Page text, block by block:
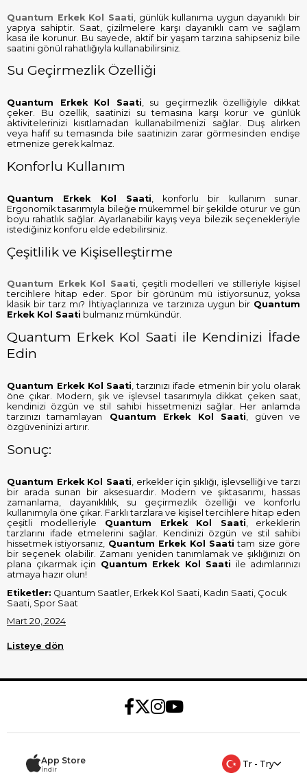
Quantum Erkek Kol Saati , günlük kullanıma uygun dayanıklı bir
yapıya sahiptir. Saat, çizilmelere karşı dayanıklı cam ve sağlam
kasa ile korunur. Bu sayede, aktif bir yaşam tarzına sahipseniz bile
saatini gönül rahatlığıyla kullanabilirsiniz.
Su Geçirmezlik Özelliği
Quantum Erkek Kol Saati, su geçirmezlik özelliğiyle dikkat
çeker. Bu özellik, saatinizi su temasına karşı korur ve günlük
aktivitelerinizi kısıtlamadan kullanabilmenizi sağlar. Duş alırken
veya hafif su temasında bile saatinizin zarar görmesinden endişe
etmenize gerek kalmaz.
Konforlu Kullanım
Quantum Erkek Kol Saati , konforlu bir kullanım sunar.
Ergonomik tasarımıyla bileğe mükemmel bir şekilde oturur ve gün
boyu rahatlık sağlar. Ayarlanabilir kayış veya bilezik seçenekleriyle
istediğiniz konforu elde edebilirsiniz.
Çeşitlilik ve Kişiselleştirme
Quantum Erkek Kol Saati, çeşitli modelleri ve stilleriyle kişisel
tercihlere hitap eder. Spor bir görünüm mü istiyorsunuz, yoksa
klasik bir tarz mı? İhtiyaçlarınıza ve tarzınıza uygun bir Quantum
Erkek Kol Saati bulmanız mümkündür.
Quantum Erkek Kol Saati ile Kendinizi İfade
Edin
Quantum Erkek Kol Saati , tarzınızı ifade etmenin bir yolu olarak
öne çıkar. Modern, şık ve işlevsel tasarımıyla dikkat çeken saat,
kendinizi özgün ve stil sahibi hissetmenizi sağlar. Her anlamda
tarzınızı tamamlayan Quantum Erkek Kol Saati , güven ve
özgüveninizi artırır.
Sonuç:
Quantum Erkek Kol Saati , erkekler için şıklığı, işlevselliği ve tarzı
bir arada sunan bir aksesuardır. Modern ve şıktasarımı, hassas
zamanlama, dayanıklılık, su geçirmezlik özelliği ve konforlu
kullanımıyla öne çıkar. Farklı tarzlara ve kişisel tercihlere hitap eden
çeşitli modelleriyle Quantum Erkek Kol Saati , erkeklerin
tarzlarını ifade etmelerini sağlar. Kendinizi özgün ve stil sahibi
hissetmek istiyorsanız, Quantum Erkek Kol Saati tam size göre
bir seçenek olabilir. Zamanı yeniden tanımlamak ve şıklığınızı ön
plana çıkarmak için Quantum Erkek Kol Saati ile adımlarınızı
atmaya hazır olun!
Etiketler: Quantum Saatler, Erkek Kol Saati, Kadın Saati, Çocuk
Saati, Spor Saat
Mart 20, 2024
Listeye dön
App Store
İndir
Tr - Try